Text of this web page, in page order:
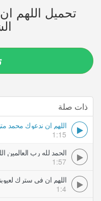
تحميل اللهم
ذات صلة
اللهم ان ندعوك محمد
1:15
1:57
اللهم ان في سترك
1:4